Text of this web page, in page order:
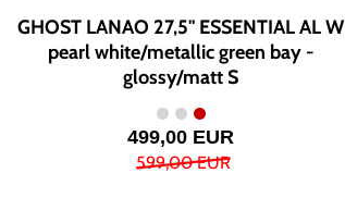
GHOST LANAO 27,5" ESSENTIAL AL W
pearl white/metallic green bay -
glossy/matt S
499,00 EUR
599,00 EUR